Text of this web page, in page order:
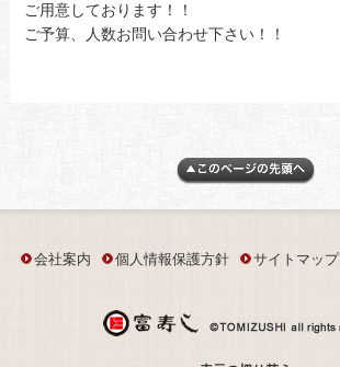
ご用意しております！！
ご予算、人数お問い合わせ下さい！！
会社案内 個人情報保護方針 サイトマップ